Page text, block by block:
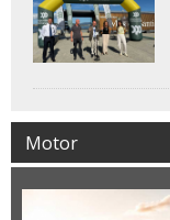
Motor